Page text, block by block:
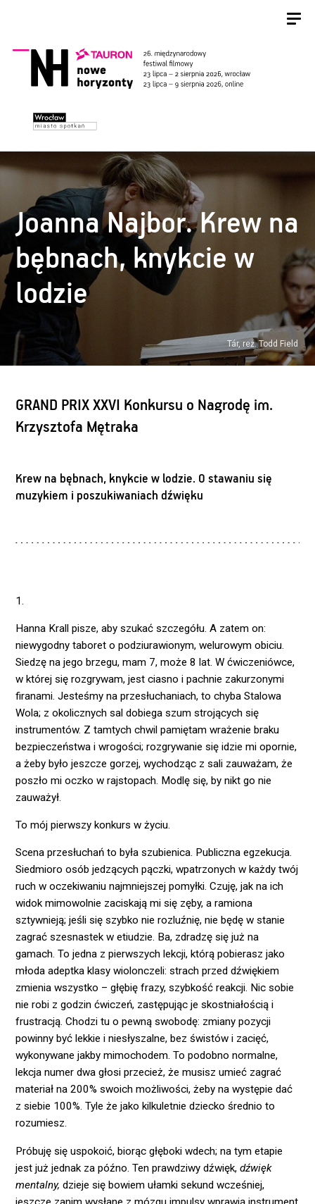
Tár, reż. Todd Field
Joanna Najbor. Krew na
bębnach, knykcie w
lodzie
GRAND PRIX XXVI Konkursu o Nagrodę im.
Krzysztofa Mętraka
Krew na bębnach, knykcie w lodzie. O stawaniu się
muzykiem i poszukiwaniach dźwięku
1.
Hanna Krall pisze, aby szukać szczegółu. A zatem on:
niewygodny taboret o podziurawionym, welurowym obiciu.
Siedzę na jego brzegu, mam 7, może 8 lat. W ćwiczeniówce,
w której się rozgrywam, jest ciasno i pachnie zakurzonymi
firanami. Jesteśmy na przesłuchaniach, to chyba Stalowa
Wola; z okolicznych sal dobiega szum strojących się
instrumentów. Z tamtych chwil pamiętam wrażenie braku
bezpieczeństwa i wrogości; rozgrywanie się idzie mi opornie,
a żeby było jeszcze gorzej, wychodząc z sali zauważam, że
poszło mi oczko w rajstopach. Modlę się, by nikt go nie
zauważył.
To mój pierwszy konkurs w życiu.
Scena przesłuchań to była szubienica. Publiczna egzekucja.
Siedmioro osób jedzących pączki, wpatrzonych w każdy twój
ruch w oczekiwaniu najmniejszej pomyłki. Czuję, jak na ich
widok mimowolnie zaciskają mi się zęby, a ramiona
sztywnieją; jeśli się szybko nie rozluźnię, nie będę w stanie
zagrać szesnastek w etiudzie. Ba, zdradzę się już na
gamach. To jedna z pierwszych lekcji, którą pobierasz jako
młoda adeptka klasy wiolonczeli: strach przed dźwiękiem
zmienia wszystko – głębię frazy, szybkość reakcji. Nic sobie
nie robi z godzin ćwiczeń, zastępując je skostniałością i
frustracją. Chodzi tu o pewną swobodę: zmiany pozycji
powinny być lekkie i niesłyszalne, bez świstów i zacięć,
wykonywane jakby mimochodem. To podobno normalne,
lekcja numer dwa głosi przecież, że musisz umieć zagrać
materiał na 200% swoich możliwości, żeby na występie dać
z siebie 100%. Tyle że jako kilkuletnie dziecko średnio to
rozumiesz.
Próbuję się uspokoić, biorąc głęboki wdech; na tym etapie
jest już jednak za późno. Ten prawdziwy dźwięk,dźwięk
mentalny, dzieje się bowiem ułamki sekund wcześniej,